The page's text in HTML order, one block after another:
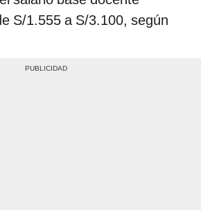
S/1.555 a S/3.100, según